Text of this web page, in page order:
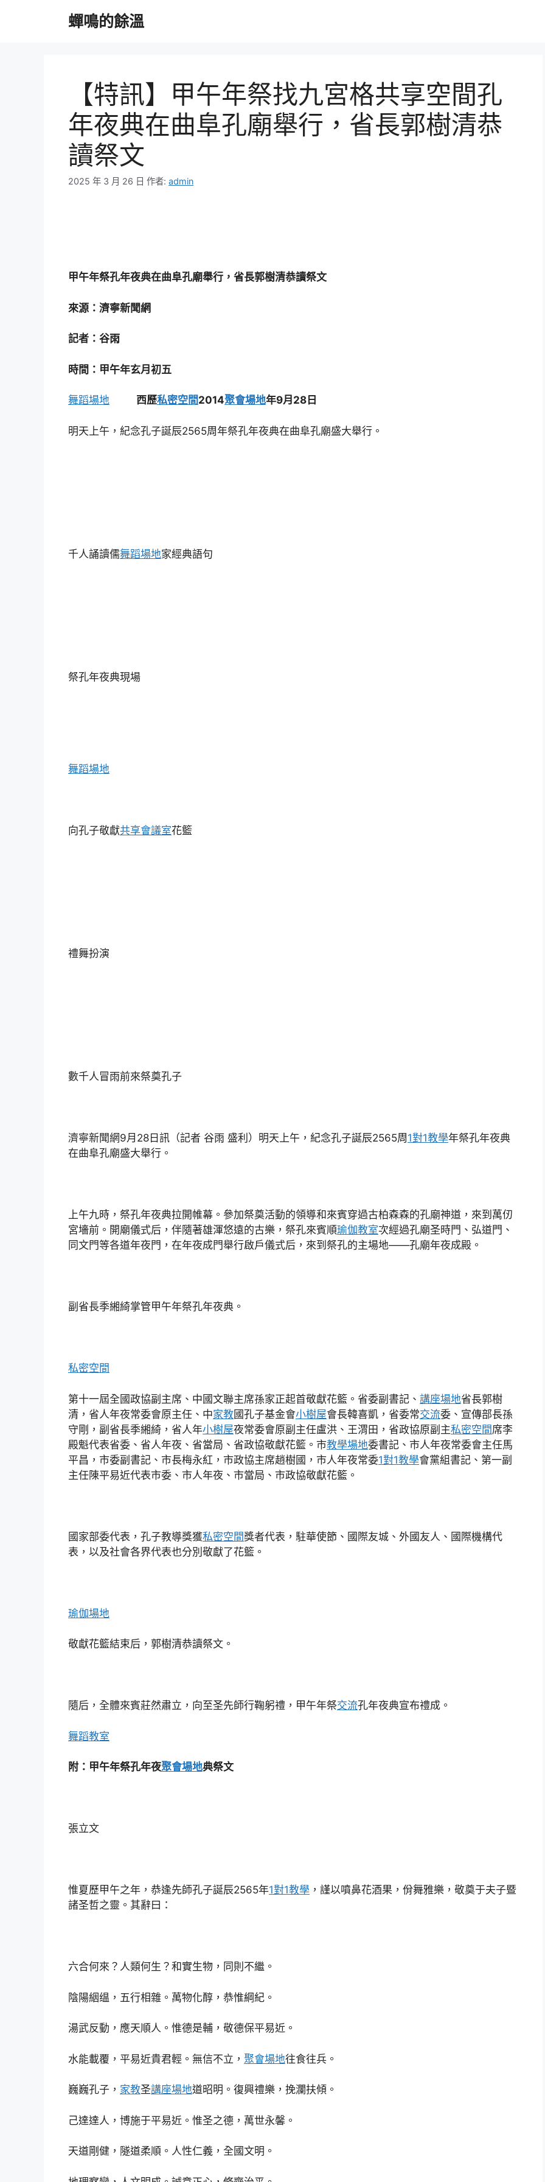
蟬鳴的餘溫
【特訊】甲午年祭找九宮格共享空間孔
年夜典在曲阜孔廟舉行，省長郭樹清恭
讀祭文
2025 年 3 月 26 日 作者: admin
甲午年祭孔年夜典在曲阜孔廟舉行，省長郭樹清恭讀祭文
來源：濟寧新聞網
記者：谷雨
時間：甲午年玄月初五
舞蹈場地 西歷私密空間2014聚會場地年9月28日
明天上午，紀念孔子誕辰2565周年祭孔年夜典在曲阜孔廟盛大舉行。
千人誦讀儒舞蹈場地家經典語句
祭孔年夜典現場
舞蹈場地
向孔子敬獻共享會議室花籃
禮舞扮演
數千人冒雨前來祭奠孔子
濟寧新聞網9月28日訊（記者 谷雨 盛利）明天上午，紀念孔子誕辰2565周 1對1教學年祭孔年夜典
在曲阜孔廟盛大舉行。
上午九時，祭孔年夜典拉開帷幕。參加祭奠活動的領導和來賓穿過古柏森森的孔廟神道，來到萬仞
宮墻前。開廟儀式后，伴隨著雄渾悠遠的古樂，祭孔來賓順瑜伽教室次經過孔廟圣時門、弘道門、
同文門等各道年夜門，在年夜成門舉行啟戶儀式后，來到祭孔的主場地——孔廟年夜成殿。
副省長季緗綺掌管甲午年祭孔年夜典。
私密空間
第十一屆全國政協副主席、中國文聯主席孫家正起首敬獻花籃。省委副書記、 講座場地省長郭樹
清，省人年夜常委會原主任、中家教國孔子基金會小樹屋會長韓喜凱，省委常交流委、宣傳部長孫
守剛，副省長季緗綺，省人年小樹屋夜常委會原副主任盧洪、王渭田，省政協原副主私密空間席李
殿魁代表省委、省人年夜、省當局、省政協敬獻花籃。市教學場地委書記、市人年夜常委會主任馬
平昌，市委副書記、市長梅永紅，市政協主席趙樹國，市人年夜常委1對1教學會黨組書記、第一副
主任陳平易近代表市委、市人年夜、市當局、市政協敬獻花籃。
國家部委代表，孔子教導獎獲私密空間獎者代表，駐華使節、國際友城、外國友人、國際機構代
表，以及社會各界代表也分別敬獻了花籃。
瑜伽場地
敬獻花籃結束后，郭樹清恭讀祭文。
隨后，全體來賓莊然肅立，向至圣先師行鞠躬禮，甲午年祭交流孔年夜典宣布禮成。
舞蹈教室
附：甲午年祭孔年夜聚會場地典祭文
張立文
惟夏歷甲午之年，恭逢先師孔子誕辰2565年1對1教學 ，謹以噴鼻花酒果，佾舞雅樂，敬奠于夫子暨
諸圣哲之靈。其辭曰：
六合何來？人類何生？和實生物，同則不繼。
陰陽絪缊，五行相雜。萬物化醇，恭惟綱紀。
湯武反動，應天順人。惟德是輔，敬德保平易近。
水能載覆，平易近貴君輕。無信不立， 聚會場地往食往兵。
巍巍孔子， 家教圣講座場地道昭明。復興禮樂，挽瀾扶傾。
己達達人，博施于平易近。惟圣之德，萬世永馨。
天道剛健，隧道柔順。人性仁義，全國文明。